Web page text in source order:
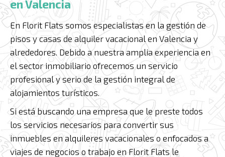
en Valencia
En Florit Flats somos especialistas en la gestión de
pisos y casas de alquiler vacacional en Valencia y
alrededores. Debido a nuestra amplia experiencia en
el sector inmobiliario ofrecemos un servicio
profesional y serio de la gestión integral de
alojamientos turísticos.
Si está buscando una empresa que le preste todos
los servicios necesarios para convertir sus
inmuebles en alquileres vacacionales o enfocados a
viajes de negocios o trabajo en Florit Flats le